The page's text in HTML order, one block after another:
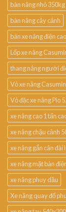
bàn nâng nhỏ
bàn nâng cây cảnh
bán xe nâng điện cao
Lốp xe nâng
thang nâng người
Vỏ xe nâng
Vỏ đặc xe nâng Pio
xe nâng cao 1 tấn
xe nâng chậu cảnh
xe nâng gắn cân đài
xe nâng mặt bàn
xe nâng phuy dầu
Xe nâng quay đổ